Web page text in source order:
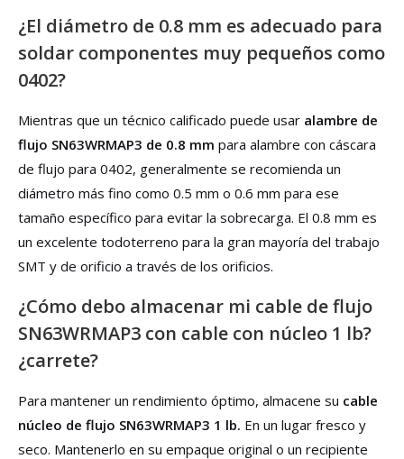
¿El diámetro de 0.8 mm es adecuado para
soldar componentes muy pequeños como
0402?
Mientras que un técnico calificado puede usar alambre de
flujo SN63WRMAP3 de 0.8 mm para alambre con cáscara
de flujo para 0402, generalmente se recomienda un
diámetro más fino como 0.5 mm o 0.6 mm para ese
tamaño específico para evitar la sobrecarga. El 0.8 mm es
un excelente todoterreno para la gran mayoría del trabajo
SMT y de orificio a través de los orificios.
¿Cómo debo almacenar mi cable de flujo
SN63WRMAP3 con cable con núcleo 1 lb?
¿carrete?
Para mantener un rendimiento óptimo, almacene su cable
núcleo de flujo SN63WRMAP3 1 lb. En un lugar fresco y
seco. Mantenerlo en su empaque original o un recipiente